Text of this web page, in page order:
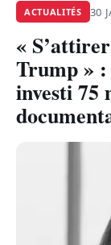
ACTUALITÉ
BONS PLANS
FEEL GOOD
ACTUALITÉS 30
«
Trump »
investi 75